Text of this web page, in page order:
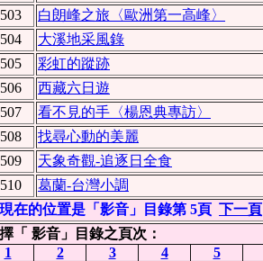
白朗峰之旅〈歐洲第一高峰〉
大溪地采風錄
彩虹的蹤跡
西藏六日遊
看不見的手〈楊恩典專訪〉
找尋心動的美麗
天象奇觀-追逐日全食
葛蘭-台灣小調
在的位置是「影音」目錄第 5頁 下一頁
「 影音」目錄之頁次：
1
2 3 4 5